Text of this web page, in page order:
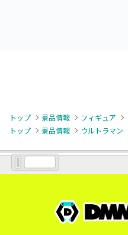
トップ 景品情報 フィギュア
トップ
景品情報 ウルトラマン